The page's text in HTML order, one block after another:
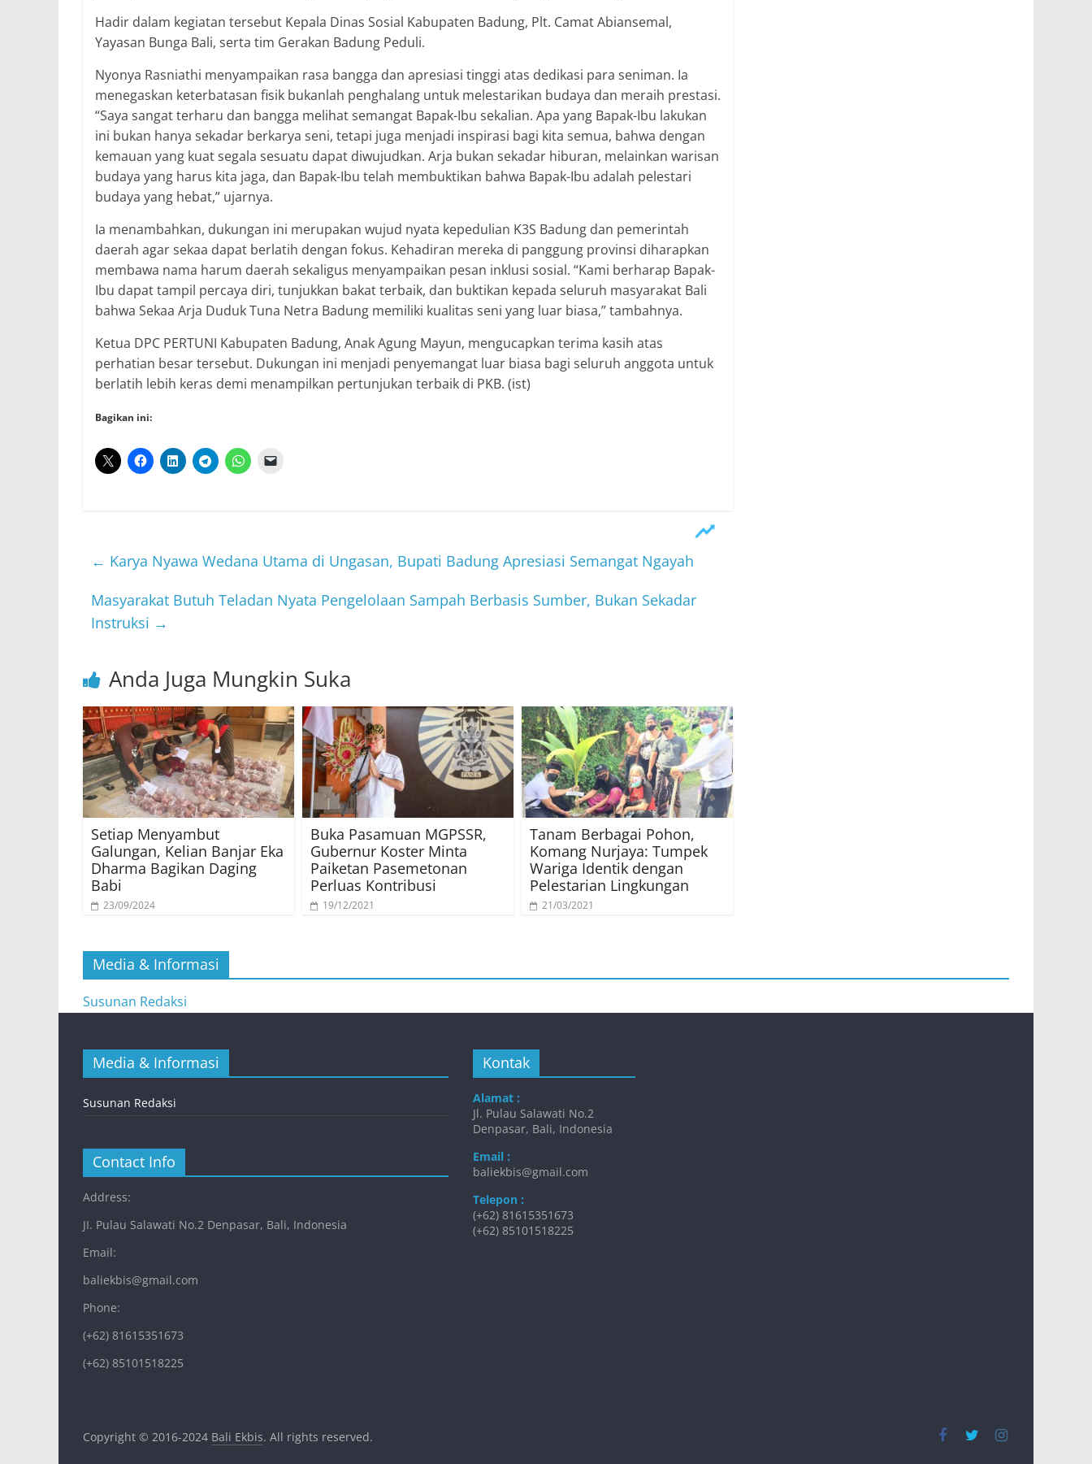
Hadir dalam kegiatan tersebut Kepala Dinas Sosial Kabupaten Badung, Plt. Camat Abiansemal,
Yayasan Bunga Bali, serta tim Gerakan Badung Peduli.
Nyonya Rasniathi menyampaikan rasa bangga dan apresiasi tinggi atas dedikasi para seniman. Ia
menegaskan keterbatasan fisik bukanlah penghalang untuk melestarikan budaya dan meraih prestasi.
“Saya sangat terharu dan bangga melihat semangat Bapak-Ibu sekalian. Apa yang Bapak-Ibu lakukan
ini bukan hanya sekadar berkarya seni, tetapi juga menjadi inspirasi bagi kita semua, bahwa dengan
kemauan yang kuat segala sesuatu dapat diwujudkan. Arja bukan sekadar hiburan, melainkan warisan
budaya yang harus kita jaga, dan Bapak-Ibu telah membuktikan bahwa Bapak-Ibu adalah pelestari
budaya yang hebat,” ujarnya.
Ia menambahkan, dukungan ini merupakan wujud nyata kepedulian K3S Badung dan pemerintah
daerah agar sekaa dapat berlatih dengan fokus. Kehadiran mereka di panggung provinsi diharapkan
membawa nama harum daerah sekaligus menyampaikan pesan inklusi sosial. “Kami berharap Bapak-
Ibu dapat tampil percaya diri, tunjukkan bakat terbaik, dan buktikan kepada seluruh masyarakat Bali
bahwa Sekaa Arja Duduk Tuna Netra Badung memiliki kualitas seni yang luar biasa,” tambahnya.
Ketua DPC PERTUNI Kabupaten Badung, Anak Agung Mayun, mengucapkan terima kasih atas
perhatian besar tersebut. Dukungan ini menjadi penyemangat luar biasa bagi seluruh anggota untuk
berlatih lebih keras demi menampilkan pertunjukan terbaik di PKB. (ist)
Bagikan ini:
← Karya Nyawa Wedana Utama di Ungasan, Bupati Badung Apresiasi Semangat Ngayah
Masyarakat Butuh Teladan Nyata Pengelolaan Sampah Berbasis Sumber, Bukan Sekadar
Instruksi →
Anda Juga Mungkin Suka
Setiap Menyambut
Galungan, Kelian Banjar Eka
Dharma Bagikan Daging
Babi
23/09/2024
Buka Pasamuan MGPSSR,
Gubernur Koster Minta
Paiketan Pasemetonan
Perluas Kontribusi
19/12/2021
Tanam Berbagai Pohon,
Komang Nurjaya: Tumpek
Wariga Identik dengan
Pelestarian Lingkungan
21/03/2021
Media & Informasi
Susunan Redaksi
Media & Informasi
Susunan Redaksi
Contact Info
Address:
JI. Pulau Salawati No.2 Denpasar, Bali, Indonesia
Email:
baliekbis@gmail.com
Phone:
(+62) 81615351673
(+62) 85101518225
Kontak
Alamat :
Jl. Pulau Salawati No.2
Denpasar, Bali, Indonesia
Email :
baliekbis@gmail.com
Telepon :
(+62) 81615351673
(+62) 85101518225
Copyright © 2016-2024 Bali Ekbis. All rights reserved.